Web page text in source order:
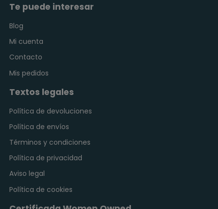
Te puede interesar
Blog
Mi cuenta
Contacto
Mis pedidos
Textos legales
Política de devoluciones
Política de envíos
Términos y condiciones
Política de privacidad
Aviso legal
Política de cookies